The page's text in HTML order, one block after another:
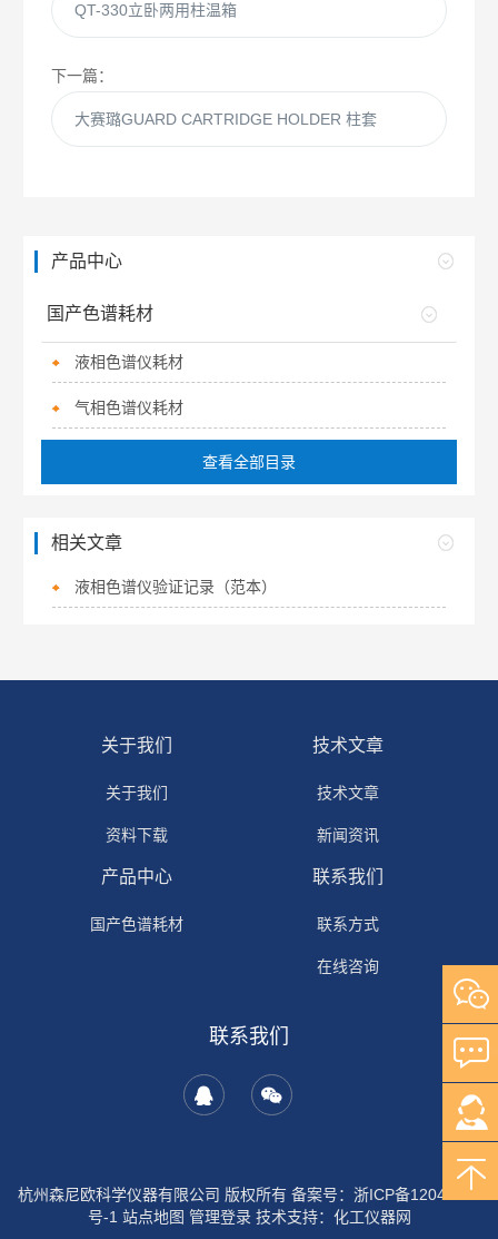
QT-330立卧两用柱温箱
下一篇：
大赛璐GUARD CARTRIDGE HOLDER 柱套
产品中心
国产色谱耗材
液相色谱仪耗材
气相色谱仪耗材
查看全部目录
相关文章
液相色谱仪验证记录（范本）
关于我们
关于我们
资料下载
技术文章
技术文章
新闻资讯
产品中心
国产色谱耗材
联系我们
联系方式
在线咨询
联系我们
杭州森尼欧科学仪器有限公司 版权所有 备案号： 浙ICP备12044702
号-1 站点地图 管理登录技术支持： 化工仪器网